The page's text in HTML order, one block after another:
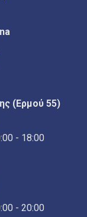
(Ερμού 55)
- 18:00
- 20:00